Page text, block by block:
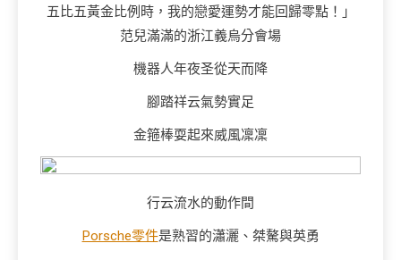
五比五黃金比例時，我的戀愛運勢才能回歸零點！」
范兒滿滿的浙江義烏分會場
機器人年夜圣從天而降
腳踏祥云氣勢實足
金箍棒耍起來威風凜凜
行云流水的動作間
Porsche零件是熟習的瀟灑、桀驁與英勇